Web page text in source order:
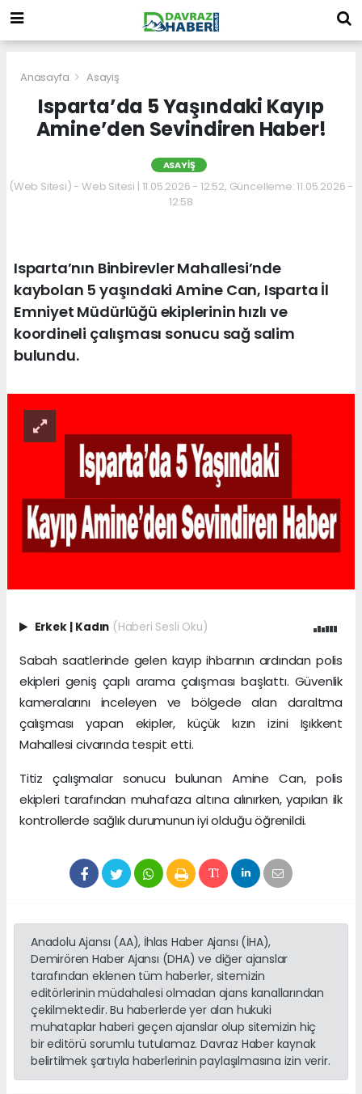
Anasayfa Asayiş
Isparta’da 5 Yaşındaki Kayıp
Amine’den Sevindiren Haber!
ASAYIŞ
(Web Sitesi) - Web Sitesi | 11.05.2026 - 12:52, Güncelleme: 11.05.2026 -
12:58
Isparta’nın Binbirevler Mahallesi’nde
kaybolan 5 yaşındaki Amine Can, Isparta İl
Emniyet Müdürlüğü ekiplerinin hızlı ve
koordineli çalışması sonucu sağ salim
bulundu.
Erkek | Kadın (Haberi Sesli Oku)
Sabah saatlerinde gelen kayıp ihbarının ardından polis
ekipleri geniş çaplı arama çalışması başlattı. Güvenlik
kameralarını inceleyen ve bölgede alan daraltma
çalışması yapan ekipler, küçük kızın izini Işıkkent
Mahallesi civarında tespit etti.
Titiz çalışmalar sonucu bulunan Amine Can, polis
ekipleri tarafından muhafaza altına alınırken, yapılan ilk
kontrollerde sağlık durumunun iyi olduğu öğrenildi.
Anadolu Ajansı (AA), İhlas Haber Ajansı (İHA),
Demirören Haber Ajansı (DHA) ve diğer ajanslar
tarafından eklenen tüm haberler, sitemizin
editörlerinin müdahalesi olmadan ajans kanallarından
çekilmektedir. Bu haberlerde yer alan hukuki
muhataplar haberi geçen ajanslar olup sitemizin hiç
bir editörü sorumlu tutulamaz. Davraz Haber kaynak
belirtilmek şartıyla haberlerinin paylaşılmasına izin verir.